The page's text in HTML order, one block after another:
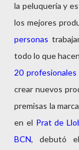
la peluquería y
los mejores
personas
todo lo que
20 profesionales
crear nuevos
premisas la
en el Prat de
BCN, debutó